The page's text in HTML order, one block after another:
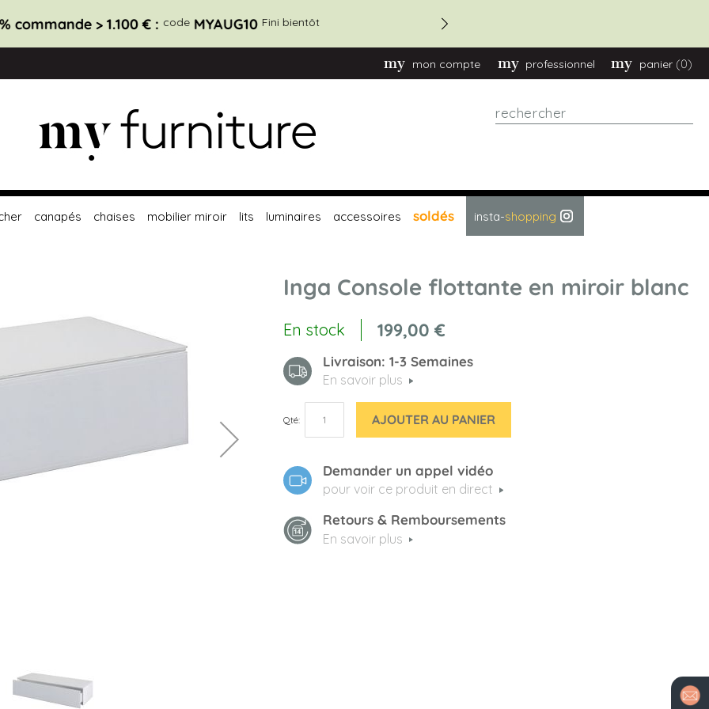
-20 % commande > 2.700 € : code MYAUG20 Fini bientôt
mon compte professionnel panier (0)
Rechercher
canapés chaises mobilier miroir lits luminaires accessoires soldés insta-shopping
Inga Console flottante en miroir blanc
En stock 199,00 €
Livraison: 1-3 Semaines
En savoir plus
Qté AJOUTER AU PANIER
Demander un appel vidéo
pour voir ce produit en direct
Retours & Remboursements
En savoir plus